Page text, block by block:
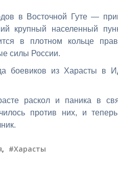
в Восточной Гуте —
крупный населенный
в плотном кольце
силы России.
боевиков из Харасты в
раскол и паника в
против них, и
, #Харасты